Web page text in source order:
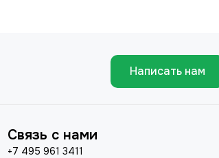
Написать нам
Связь с нами
+7 495 961 3411